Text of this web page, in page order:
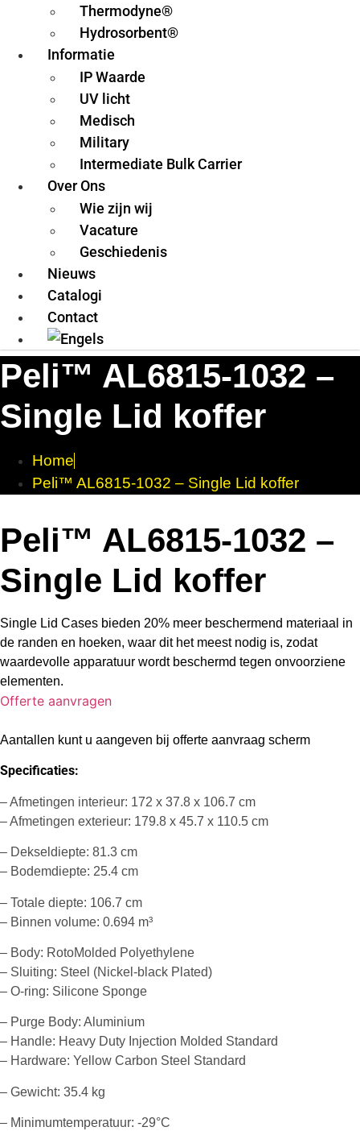
Thermodyne®
Hydrosorbent®
Informatie
IP Waarde
UV licht
Medisch
Military
Intermediate Bulk Carrier
Over Ons
Wie zijn wij
Vacature
Geschiedenis
Nieuws
Catalogi
Contact
Peli™ AL6815-1032 –
Single Lid koffer
Home
Peli™ AL6815-1032 – Single Lid koffer
Peli™ AL6815-1032 –
Single Lid koffer
Single Lid Cases bieden 20% meer beschermend materiaal in
de randen en hoeken, waar dit het meest nodig is, zodat
waardevolle apparatuur wordt beschermd tegen onvoorziene
elementen.
Offerte aanvragen
Aantallen kunt u aangeven bij offerte aanvraag scherm
Specificaties:
– Afmetingen interieur: 172 x 37.8 x 106.7 cm
– Afmetingen exterieur: 179.8 x 45.7 x 110.5 cm
– Dekseldiepte: 81.3 cm
– Bodemdiepte: 25.4 cm
– Totale diepte: 106.7 cm
– Binnen volume: 0.694 m³
– Body: RotoMolded Polyethylene
– Sluiting: Steel (Nickel-black Plated)
– O-ring: Silicone Sponge
– Purge Body: Aluminium
– Handle: Heavy Duty Injection Molded Standard
– Hardware: Yellow Carbon Steel Standard
– Gewicht: 35.4 kg
– Minimumtemperatuur: -29°C